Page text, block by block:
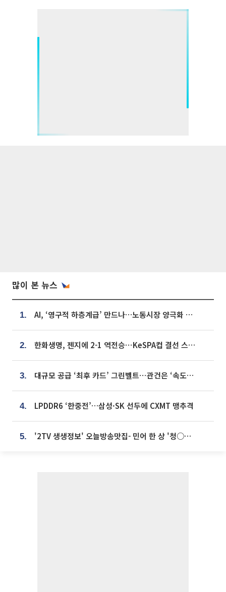
많이 본 뉴스
1. AI, ‘영구적 하층계급’ 만드나…노동시장 양극화 경고
2. 한화생명, 젠지에 2-1 역전승⋯KeSPA컵 결선 스테이지 2 직행
3. 대규모 공급 ‘최후 카드’ 그린벨트⋯관건은 ‘속도’ [주택공급 승부수의 조건]
4. LPDDR6 ‘한중전’…삼성·SK 선두에 CXMT 맹추격
5. '2TV 생생정보' 오늘방송맛집- 민어 한 상 '청○○○' vs 전복 한 상 '명○'